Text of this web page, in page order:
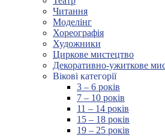
Читання
Моделінг
Хореографія
Художники
Циркове мистецтво
Декоративно-ужиткове
Вікові категорії
3 – 6 років
7 – 10 років
11 – 14 років
15 – 18 років
19 – 25 років